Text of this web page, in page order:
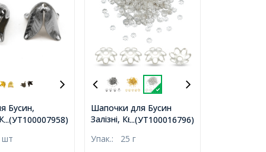
...(УТ100007958)
Бусин,
Колір:
2.5мм,
шт
...(УТ100016796)
Шапочки для Бусин
Залізні, Квітка, Колір:
Отвір 1мм, близько
Упак.: 25 г